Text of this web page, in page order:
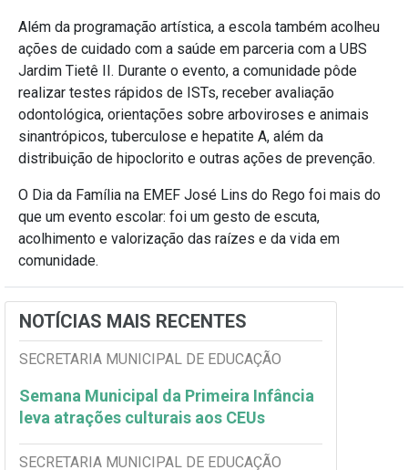
Além da programação artística, a escola também acolheu
ações de cuidado com a saúde em parceria com a UBS
Jardim Tietê II. Durante o evento, a comunidade pôde
realizar testes rápidos de ISTs, receber avaliação
odontológica, orientações sobre arboviroses e animais
sinantrópicos, tuberculose e hepatite A, além da
distribuição de hipoclorito e outras ações de prevenção.
O Dia da Família na EMEF José Lins do Rego foi mais do
que um evento escolar: foi um gesto de escuta,
acolhimento e valorização das raízes e da vida em
comunidade.
NOTÍCIAS MAIS RECENTES
SECRETARIA MUNICIPAL DE EDUCAÇÃO
Semana Municipal da Primeira Infância
leva atrações culturais aos CEUs
SECRETARIA MUNICIPAL DE EDUCAÇÃO